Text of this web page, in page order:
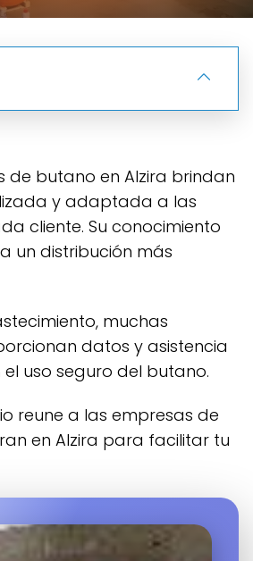
de butano en Alzira brindan
y adaptada a las
cliente. Su conocimiento
un distribución más
datos y asistencia
uso seguro del butano.
en Alzira para facilitar tu